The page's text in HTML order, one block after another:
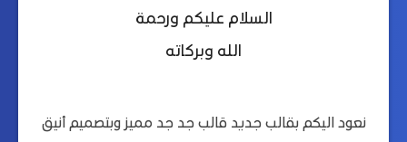
السلام عليكم ورحمة
الله وبركاته
نعود اليكم بقالب جديد قالب جد جد مميز وبتصميم أنيق